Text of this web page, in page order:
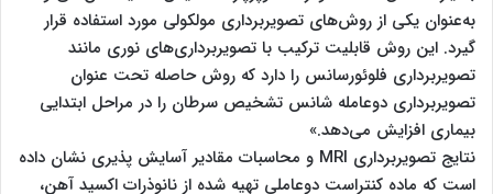
به‌عنوان یکی از روش‌های تصویربرداری مولکولی مورد استفاده قرار
گیرد. این روش قابلیت ترکیب با تصویربرداری‌های نوری مانند
تصویربرداری فلوئورسانس را دارد که روش حاصله تحت عنوان
تصویربرداری دوعامله شانس تشخیص سرطان را در مراحل ابتدایی
بیماری افزایش می‌دهد.»
نتایج تصویربرداری MRI و محاسبات مقادیر آسایش پذیری نشان داده
است که ماده کنتراست دوعاملی تهیه شده از نانوذرات اکسید آهن،